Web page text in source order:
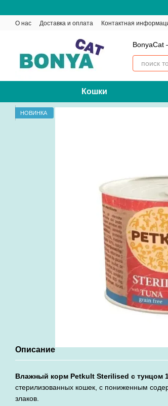
О нас Доставка и оплата Контактная
BonyaCat
Кошки
НОВИНКА
Описание
Влажный корм Petkult Sterilised с тунцом
стерилизованных кошек, с пониженным
злаков.